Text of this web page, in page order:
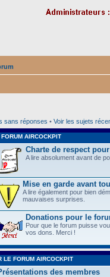
sans réponses • Voir les sujets
AIRCOCKPIT
Charte de respect
A lire absolument avant de
Mise en garde avant
A lire également pour bien
mauvaises surprises.
Donations pour le
Pour que le forum puisse
vos dons. Merci !
LE FORUM AIRCOCKPIT
des membres